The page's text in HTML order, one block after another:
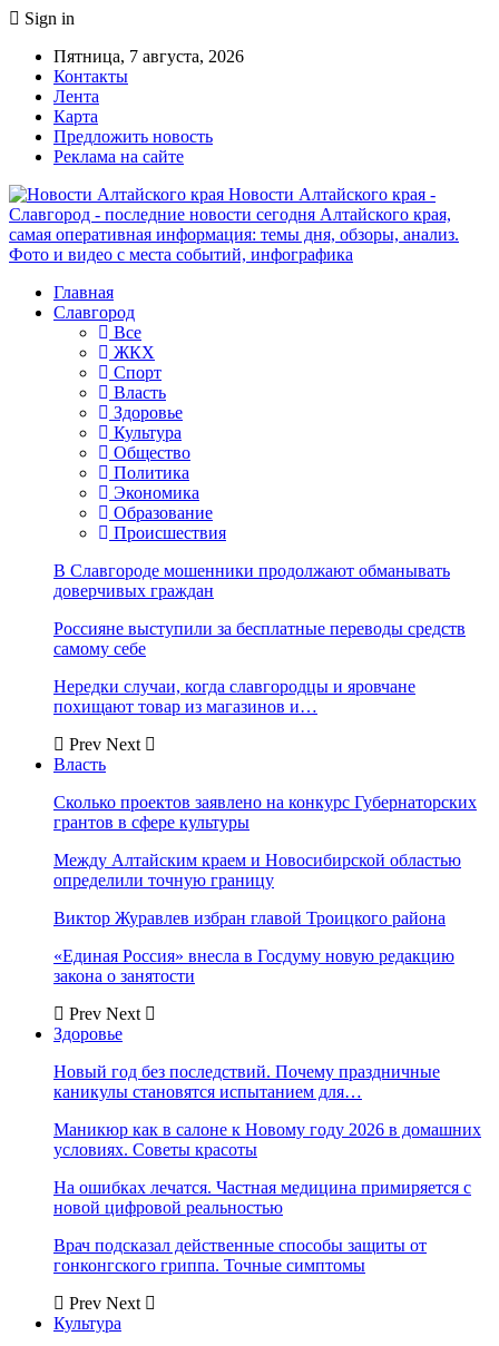
Sign in
Пятница, 7 августа, 2026
Контакты
Лента
Карта
Предложить новость
Реклама на сайте
Новости Алтайского края -
Славгород - последние новости сегодня Алтайского края,
самая оперативная информация: темы дня, обзоры, анализ.
Фото и видео с места событий, инфографика
Главная
Славгород
Все
ЖКХ
Спорт
Власть
Здоровье
Культура
Общество
Политика
Экономика
Образование
Происшествия
В Славгороде мошенники продолжают обманывать
доверчивых граждан
Россияне выступили за бесплатные переводы средств
самому себе
Нередки случаи, когда славгородцы и яровчане
похищают товар из магазинов и…
Prev Next
Власть
Сколько проектов заявлено на конкурс Губернаторских
грантов в сфере культуры
Между Алтайским краем и Новосибирской областью
определили точную границу
Виктор Журавлев избран главой Троицкого района
«Единая Россия» внесла в Госдуму новую редакцию
закона о занятости
Prev Next
Здоровье
Новый год без последствий. Почему праздничные
каникулы становятся испытанием для…
Маникюр как в салоне к Новому году 2026 в домашних
условиях. Советы красоты
На ошибках лечатся. Частная медицина примиряется с
новой цифровой реальностью
Врач подсказал действенные способы защиты от
гонконгского гриппа. Точные симптомы
Prev Next
Культура